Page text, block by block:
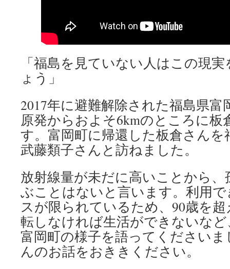
「福島を見ていない人はこの現
ょう」
2017年に避難解除された福島県富
原発からおよそ6kmのところに
す。富岡町に帰還した板倉さんを
武藤類子さんと訪ねました。
放射線量が未だに高いことから
ぶことはないと言います。利用
スが限られているため、90歳を
転しなければ生活ができないな
富岡町の様子を語ってください
んのお話をおききください。